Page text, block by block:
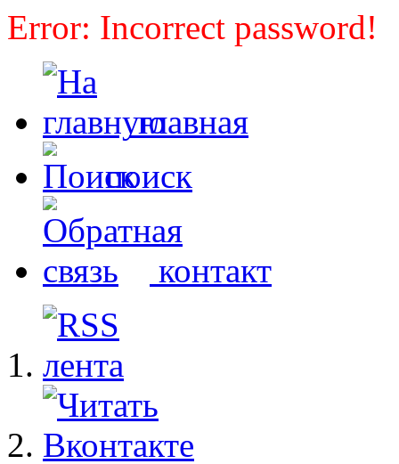
Error: Incorrect password!
главная
поиск
контакт